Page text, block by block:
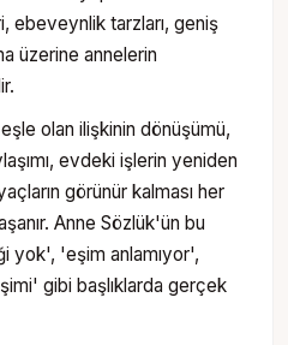
ebeveynlik tarzları, geniş
üzerine annelerin
olan ilişkinin dönüşümü,
evdeki işlerin yeniden
görünür kalması her
Anne Sözlük'ün bu
yok', 'eşim anlamıyor',
gibi başlıklarda gerçek